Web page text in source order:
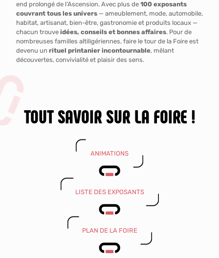
end prolongé de l’Ascension. Avec plus de 100 exposants
couvrant tous les univers — ameublement, mode, automobile,
habitat, artisanat, bien-être, gastronomie et produits locaux —
chacun trouve idées, conseils et bonnes affaires. Pour de
nombreuses familles altiligériennes, faire le tour de la Foire est
devenu un rituel printanier incontournable, mêlant
découvertes, convivialité et plaisir des sens.
TOUT SAVOIR SUR LA FOIRE !
ANIMATIONS
LISTE DES EXPOSANTS
PLAN DE LA FOIRE